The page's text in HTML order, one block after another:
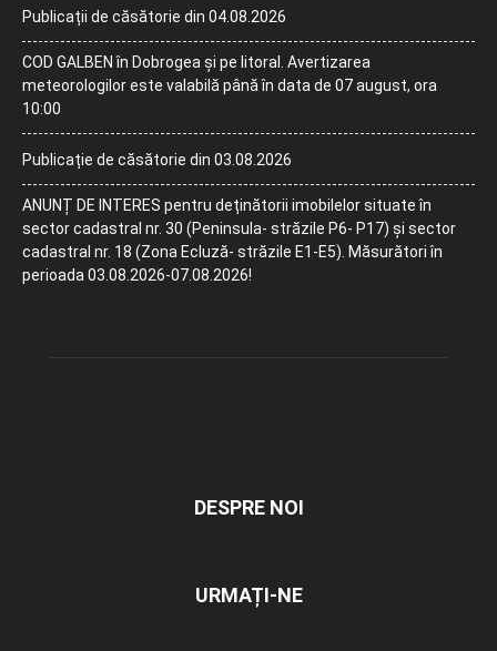
Publicații de căsătorie din 04.08.2026
COD GALBEN în Dobrogea și pe litoral. Avertizarea
meteorologilor este valabilă până în data de 07 august, ora
10:00
Publicație de căsătorie din 03.08.2026
ANUNȚ DE INTERES pentru deținătorii imobilelor situate în
sector cadastral nr. 30 (Peninsula- străzile P6- P17) și sector
cadastral nr. 18 (Zona Ecluză- străzile E1-E5). Măsurători în
perioada 03.08.2026-07.08.2026!
DESPRE NOI
URMAȚI-NE